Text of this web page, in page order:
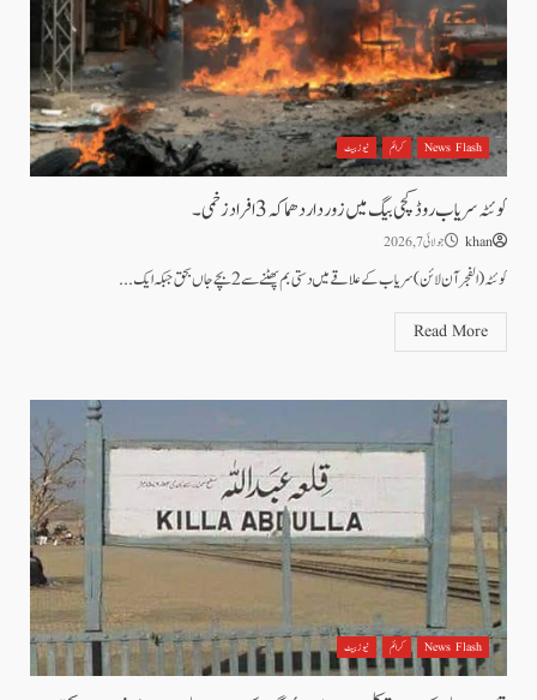
News Flash کرائم نیوز بیٹ
کوئٹہ سریاب روڈ کچی بیگ میں زوردار دھماکہ 3 افراد زخمی۔
khan جولائی 7, 2026
کوئٹہ (الفجرآن لائن) سریاب کے علاقے میں دستی بم پھٹنے سے 2 بچے جاں بحق جبکہ ایک...
Read More
News Flash کرائم نیوز بیٹ